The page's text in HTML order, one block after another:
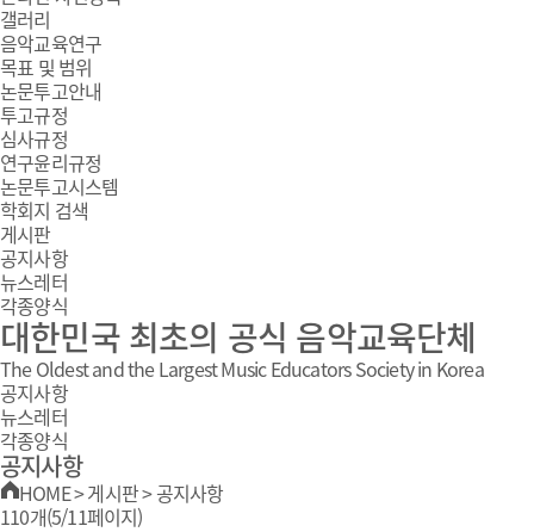
갤러리
음악교육연구
목표 및 범위
논문투고안내
투고규정
심사규정
연구윤리규정
논문투고시스템
학회지 검색
게시판
공지사항
뉴스레터
각종양식
대한민국 최초의 공식 음악교육단체
The Oldest and the Largest Music Educators Society in Korea
공지사항
뉴스레터
각종양식
공지사항
HOME>게시판>공지사항
110개(5/11페이지)